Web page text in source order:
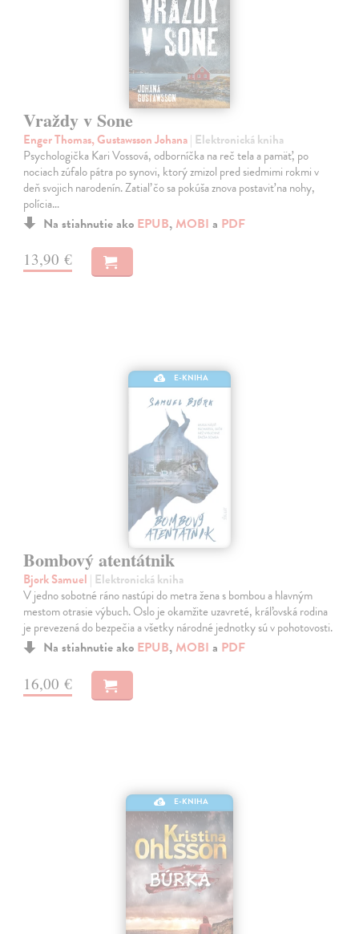
Vraždy v Sone
Enger Thomas, Gustawsson Johana| Elektronická kniha
Psychologička Kari Vossová, odborníčka na reč tela a pamäť, po
nociach zúfalo pátra po synovi, ktorý zmizol pred siedmimi rokmi v
deň svojich narodenín. Zatiaľ čo sa pokúša znova postaviť na nohy,
polícia…
Na stiahnutie ako EPUB, MOBI a PDF
13,90 €
E-KNIHA
Bombový atentátnik
Bjork Samuel | Elektronická kniha
V jedno sobotné ráno nastúpi do metra žena s bombou a hlavným
mestom otrasie výbuch. Oslo je okamžite uzavreté, kráľovská rodina
je prevezená do bezpečia a všetky národné jednotky sú v pohotovosti.
Na stiahnutie ako EPUB, MOBI a PDF
16,00 €
E-KNIHA